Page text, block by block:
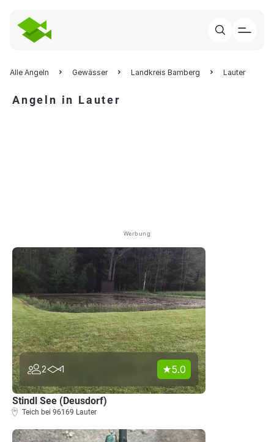
Alle Angeln Gewässer Landkreis Bamberg Lauter
Angeln in Lauter
Werbung
2 1 5.0
Stindl See (Deusdorf)
Teich bei 96169 Lauter